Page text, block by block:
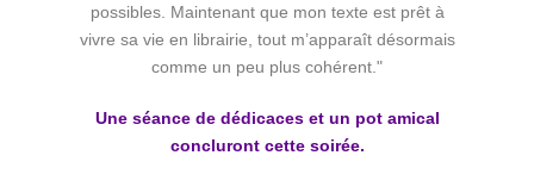
possibles. Maintenant que mon texte est prêt à
vivre sa vie en librairie, tout m’apparaît désormais
comme un peu plus cohérent."
Une séance de dédicaces et un pot amical
concluront cette soirée.